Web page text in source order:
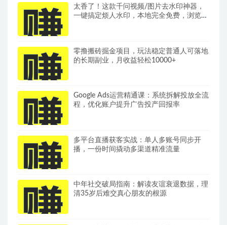
太香了！这款千问视频/图片去水印神器，
一键搞定烦人水印，本地完全免费，浏览器
零撸搬砖掘金项目，玩法稳定普通人可落地
的长期副业，月收益轻松10000+
Google Ads运营精通课：系统拆解投放全流
程，优化账户提升广告投产回报率
多平台直播获客实战：单人多账号同步开
播，一份时间撬动多渠道精准流量
中年社交破局指南：解读友谊衰退数据，理
清35岁后难交真心朋友的根源